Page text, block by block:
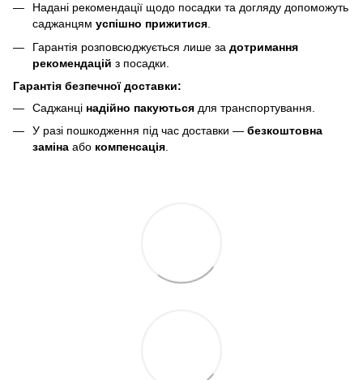
Надані рекомендації щодо посадки та догляду допоможуть
саджанцям успішно прижитися
Гарантія розповсюджується лише за дотримання
рекомендацій з посадки.
Гарантія безпечної доставки:
Саджанці надійно пакуються для транспортування.
У разі пошкодження під час доставки — безкоштовна
заміна або компенсація.